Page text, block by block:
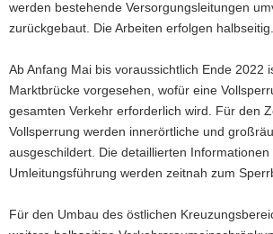
werden bestehende Versorgungsleitungen
zurückgebaut. Die Arbeiten erfolgen halbseitig.
Ab Anfang Mai bis voraussichtlich Ende 2022
Marktbrücke vorgesehen, wofür eine
gesamten Verkehr erforderlich wird. Für den
Vollsperrung werden innerörtliche und
ausgeschildert. Die detaillierten Informationen
Umleitungsführung werden zeitnah zum
Für den Umbau des östlichen